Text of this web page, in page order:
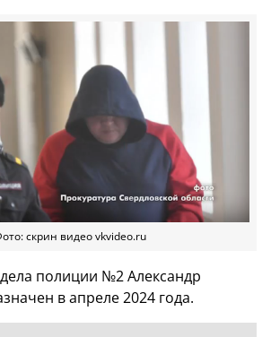
скрин видео vkvideo.ru
полиции №2 Александр
в апреле 2024 года.